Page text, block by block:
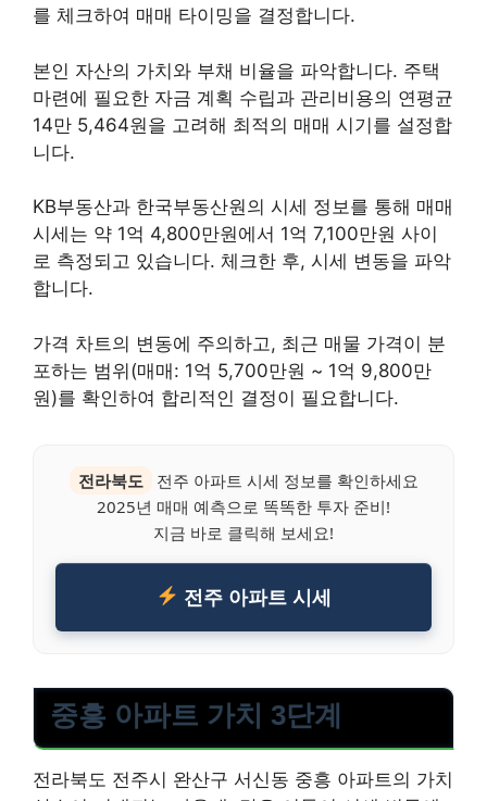
를 체크하여 매매 타이밍을 결정합니다.
본인 자산의 가치와 부채 비율을 파악합니다. 주택
마련에 필요한 자금 계획 수립과 관리비용의 연평균
14만 5,464원을 고려해 최적의 매매 시기를 설정합
니다.
KB부동산과 한국부동산원의 시세 정보를 통해 매매
시세는 약 1억 4,800만원에서 1억 7,100만원 사이
로 측정되고 있습니다. 체크한 후, 시세 변동을 파악
합니다.
가격 차트의 변동에 주의하고, 최근 매물 가격이 분
포하는 범위(매매: 1억 5,700만원 ~ 1억 9,800만
원)를 확인하여 합리적인 결정이 필요합니다.
전라북도
전주 아파트 시세 정보를 확인하세요
2025년 매매 예측으로 똑똑한 투자 준비!
지금 바로 클릭해 보세요!
전주 아파트 시세
중흥 아파트 가치 3단계
전라북도 전주시 완산구 서신동 중흥 아파트의 가치